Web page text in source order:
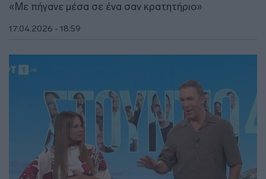
«Με πήγανε μέσα σε ένα σαν κρατητήριο»
17.04.2026 - 18:59